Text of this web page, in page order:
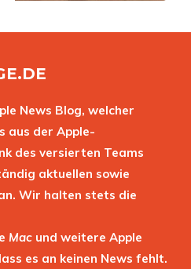
News Blog, welcher
aus der Apple-
des versierten Teams
aktuellen sowie
Wir halten stets die
Mac und weitere Apple
es an keinen News fehlt.